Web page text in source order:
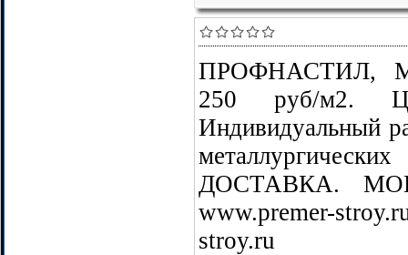
ПРОФНАСТИЛ,
250 руб/м2.
Индивидуальный
ДОСТАВКА.
www.premer-
stroy.ru